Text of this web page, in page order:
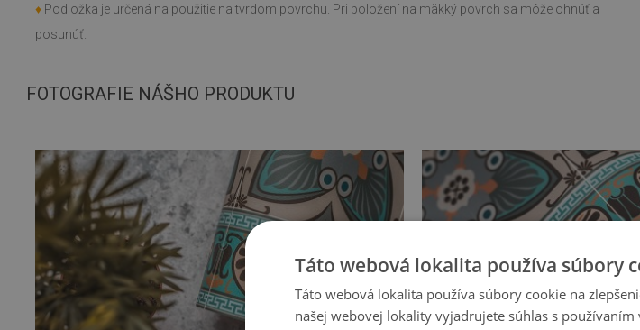
♦ Podložka je určená na použitie na tvrdom povrchu. Pri položení na mäkký povrch sa môže ohnúť a
posunúť.
FOTOGRAFIE NÁŠHO PRODUKTU
Táto webová lokalita používa súbory
Táto webová lokalita používa súbory cookie na
našej webovej lokality vyjadrujete súhlas s